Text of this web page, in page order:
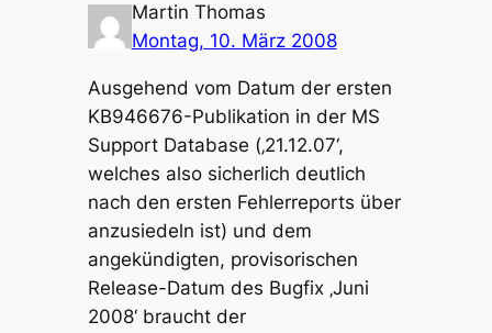
Martin Thomas
Montag, 10. März 2008
Ausgehend vom Datum der ersten
KB946676-Publikation in der MS
Support Database (‚21.12.07‘,
welches also sicherlich deutlich
nach den ersten Fehlerreports über
anzusiedeln ist) und dem
angekündigten, provisorischen
Release-Datum des Bugfix ‚Juni
2008‘ braucht der